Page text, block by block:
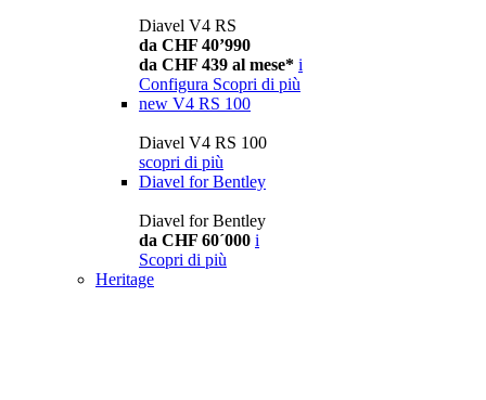
Diavel V4 RS
da CHF 40’990
da CHF 439 al mese* i
Configura Scopri di più
new V4 RS 100
Diavel V4 RS 100
scopri di più
Diavel for Bentley
Diavel for Bentley
da CHF 60´000 i
Scopri di più
Heritage